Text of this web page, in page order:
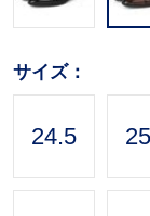
サイズ：
24.5